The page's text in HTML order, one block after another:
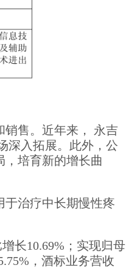
售。近年来， 永吉
深入拓展。此外，公
，培育新的增长曲
于治疗中长期慢性疼
长10.69%；实现归母
，酒标业务营收